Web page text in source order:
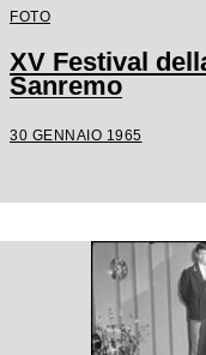
FOTO
XV Festival
Sanremo
30 GENNAIO 1965